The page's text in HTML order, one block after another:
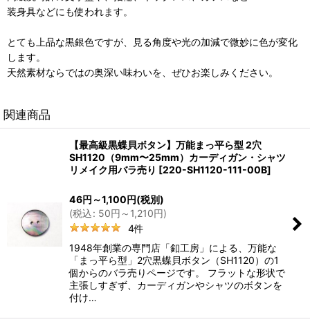
装身具などにも使われます。
とても上品な黒銀色ですが、見る角度や光の加減で微妙に色が変化
します。
天然素材ならではの奥深い味わいを、ぜひお楽しみください。
関連商品
【最高級黒蝶貝ボタン】万能まっ平ら型 2穴
SH1120（9mm〜25mm）カーディガン・シャツ
リメイク用バラ売り [220-SH1120-111-00B]
46円 ～1,100円(税別)
(税込: 50円 ～1,210円)
4件
1948年創業の専門店「釦工房」による、万能な
「まっ平ら型」2穴黒蝶貝ボタン（SH1120）の1
個からのバラ売りページです。 フラットな形状で
主張しすぎず、カーディガンやシャツのボタンを
付け…